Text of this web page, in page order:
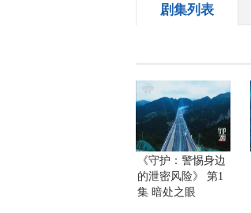
剧集列表
《守护：警惕身边
的泄密风险》 第1
集 暗处之眼